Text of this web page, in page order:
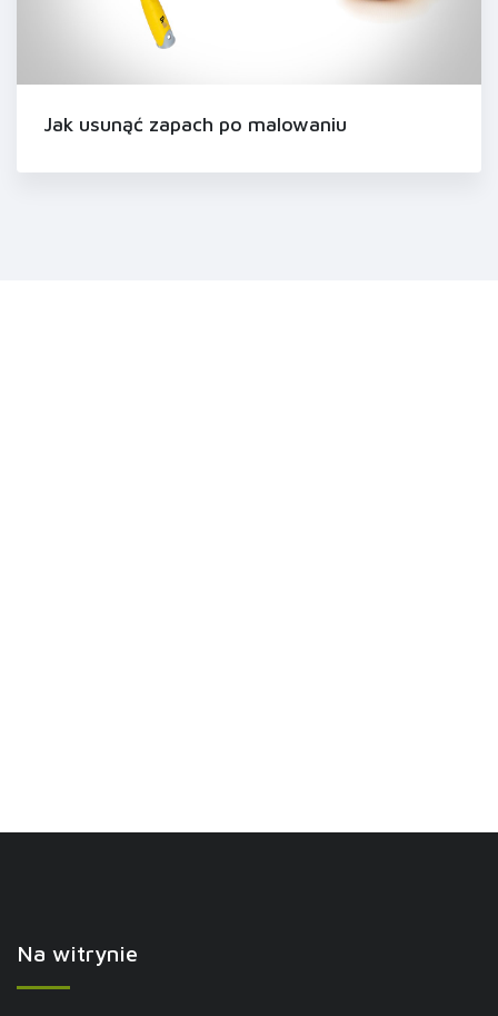
Jak usunąć zapach po malowaniu
Na witrynie